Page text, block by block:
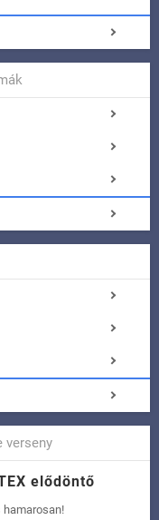
verseny
elődöntő
hamarosan!